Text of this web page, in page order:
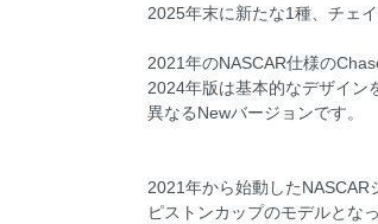
2025年末に新たな1種、チェ
2021年のNASCAR仕様の
2024年版は基本的なデザイン
異なるNewバージョンです。
2021年から始動したNASCAR
ピストンカップのモデルとな